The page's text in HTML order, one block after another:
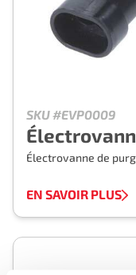
SKU #EVP0009
Électrovanne de
EN SAVOIR PLUS